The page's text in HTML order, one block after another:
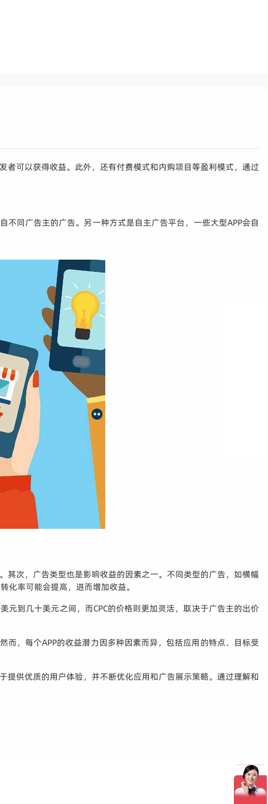
可以获得收益。此外，还有付费模式和内购项目等盈利模式，通过
同广告主的广告。另一种方式是自主广告平台，一些大型APP会自
次，广告类型也是影响收益的因素之一。不同类型的广告，如横幅
率可能会提高，进而增加收益。
元到几十美元之间，而CPC的价格则更加灵活，取决于广告主的出价
，每个APP的收益潜力因多种因素而异，包括应用的特点、目标受
供优质的用户体验，并不断优化应用和广告展示策略。通过理解和